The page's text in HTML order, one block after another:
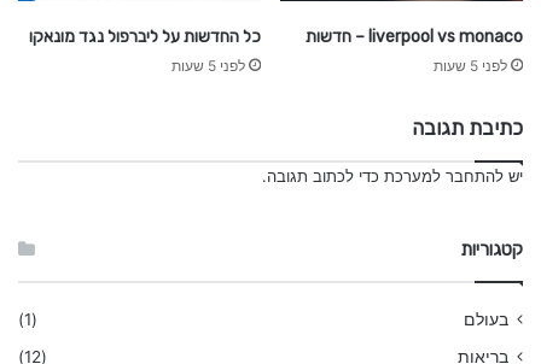
liverpool vs monaco – חדשות
לפני 5 שעות
כל החדשות על ליברפול נגד מונאקו
לפני 5 שעות
כתיבת תגובה
יש להתחבר למערכת כדי לכתוב תגובה.
קטגוריות
בעולם
(1)
בריאות
(12)